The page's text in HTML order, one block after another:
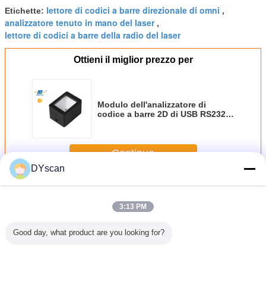
Etichette: lettore di codici a barre direzionale di omni ,
analizzatore tenuto in mano del laser,
lettore di codici a barre della radio del laser
Ottieni il miglior prezzo per
Modulo dell'analizzatore di
codice a barre 2D di USB RS232
Continua
PiùLettore di codici a barre da tavolino
DYscan
3:13 PM
Good day, what product are you looking for?